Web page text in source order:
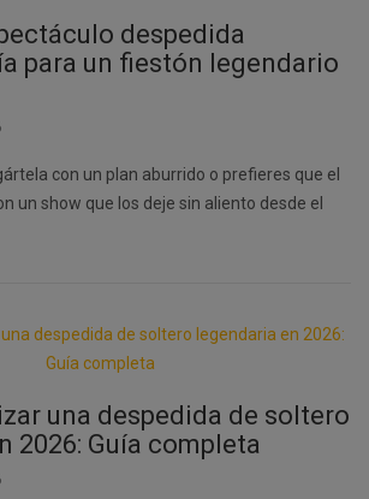
despedida
para un fiestón legendario
con un plan aburrido o prefieres que el
un show que los deje sin aliento desde el
una despedida de soltero
2026: Guía completa